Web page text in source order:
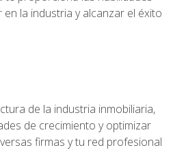
la industria y alcanzar el éxito
de la industria inmobiliaria,
de crecimiento y optimizar
firmas y tu red profesional